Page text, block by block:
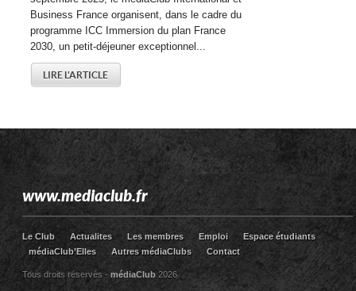
Business France organisent, dans le cadre du
programme ICC Immersion du plan France
2030, un petit-déjeuner exceptionnel...
LIRE L'ARTICLE
www.mediaclub.fr
Le Club Actualites Les membres Emploi
Espace étudiants
médiaClub’Elles
Autres médiaClubs Contact
Tous droits réservés -médiaClub 2026